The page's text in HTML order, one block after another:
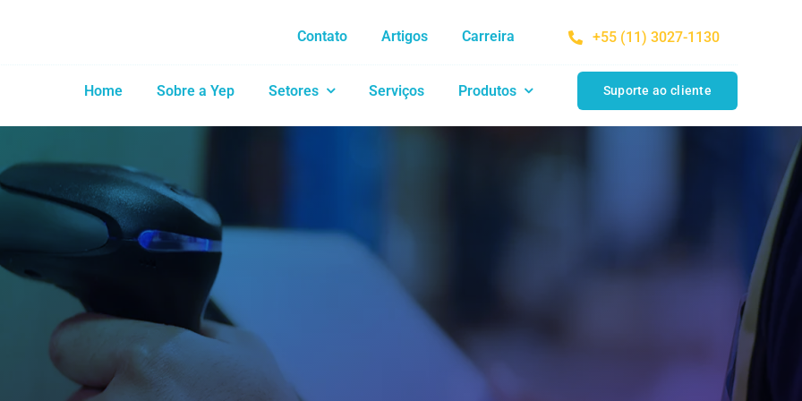
Contato Artigos Carreira +55 (11) 3027-1130
Home Sobre a Yep Setores Serviços Produtos Suporte ao cliente